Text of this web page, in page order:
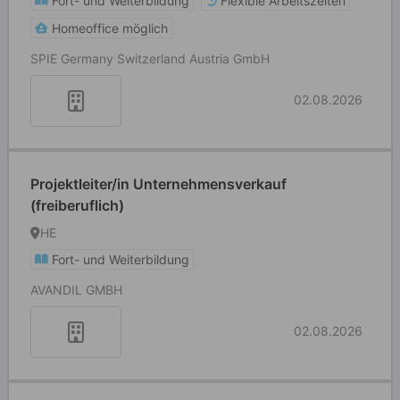
Homeoffice möglich
SPIE Germany Switzerland Austria GmbH
02.08.2026
Projektleiter/in Unternehmensverkauf
(freiberuflich)
HE
Fort- und Weiterbildung
AVANDIL GMBH
02.08.2026